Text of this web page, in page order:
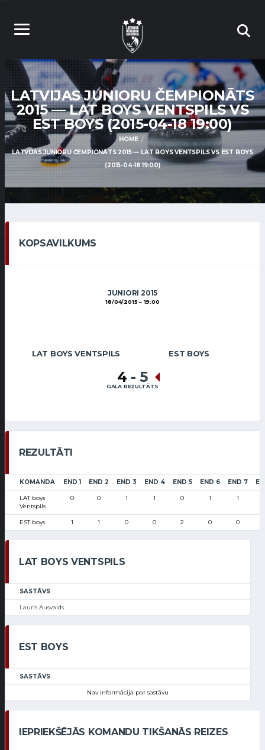
LATVIJAS JUNIORU ČEMPIONĀTS
2015 — LAT BOYS VENTSPILS VS
EST BOYS (2015-04-18 19:00)
HOME
LATVIJAS JUNIORU ČEMPIONĀTS 2015 — LAT BOYS VENTSPILS VS EST BOYS
(2015-04-18 19:00)
KOPSAVILKUMS
JUNIORI 2015
18/04/2015 19:00
LAT BOYS VENTSPILS EST BOYS
4 - 5
GALA REZULTĀTS
REZULTĀTI
KOMANDA END 1 END 2 END 3 END 4 END 5 END 6 END 7
LAT boys
Ventspils
0 0 1 1 0 1 1
EST boys 1 1 0 0 2 0 0
LAT BOYS VENTSPILS
SASTĀVS
Lauris Ausvalds
EST BOYS
SASTĀVS
Nav informācija par sastāvu
IEPRIEKŠĒJĀS KOMANDU TIKŠANĀS REIZES